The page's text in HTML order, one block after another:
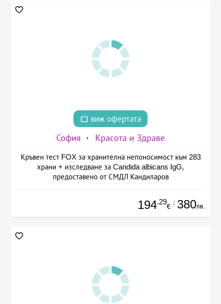
виж офертата
София Красота и Здраве
Кръвен тест FOX за хранителна непоносимост към 283
храни + изследване за Candida albicans IgG,
предоставено от СМДЛ Кандиларов
194.29
€ / 380лв.